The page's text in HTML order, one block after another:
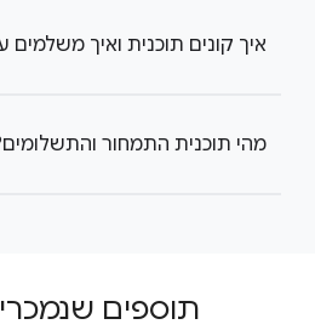
איך קונים תוכנית ואיך משלמים
מהי תוכנית התמחור
תוספים